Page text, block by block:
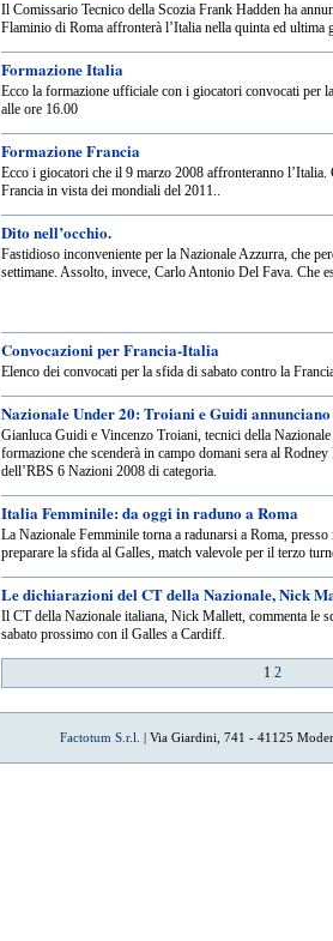
Il Comissario Tecnico della Scozia Frank Hadden ha
Flaminio di Roma affronterà l’Italia nella quinta ed ultima
Formazione Italia
Ecco la formazione ufficiale con i giocatori convocati per
alle ore 16.00
Formazione Francia
Ecco i giocatori che il 9 marzo 2008 affronteranno
Francia in vista dei mondiali del 2011..
Dito nell’occhio.
Fastidioso inconveniente per la Nazionale Azzurra, che
settimane. Assolto, invece, Carlo Antonio Del Fava. Che
Convocazioni per Francia-Italia
Elenco dei convocati per la sfida di sabato contro la
Nazionale Under 20: Troiani e Guidi
Gianluca Guidi e Vincenzo Troiani, tecnici della
formazione che scenderà in campo domani sera al
dell’RBS 6 Nazioni 2008 di categoria.
Italia Femminile: da oggi in raduno a Roma
La Nazionale Femminile torna a radunarsi a Roma,
preparare la sfida al Galles, match valevole per il terzo
Le dichiarazioni del CT della Nazionale, Nick
Il CT della Nazionale italiana, Nick Mallett, commenta le
sabato prossimo con il Galles a Cardiff.
1 2
Factotum S.r.l. | Via Giardini, 741 - 41125